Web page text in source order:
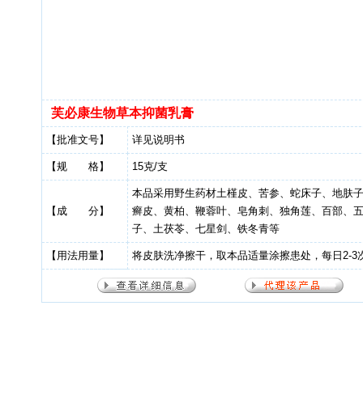
芙必康生物草本抑菌乳膏
【批准文号】 详见说明书
【规 格】 15克/支
【成 分】
本品采用野生药材土槿皮、苦参、蛇床子、地肤
癣皮、黄柏、鞭蓉叶、皂角刺、独角莲、百部、
子、土茯苓、七星剑、铁冬青等
【用法用量】 将皮肤洗净擦干，取本品适量涂擦患处，每日2-3